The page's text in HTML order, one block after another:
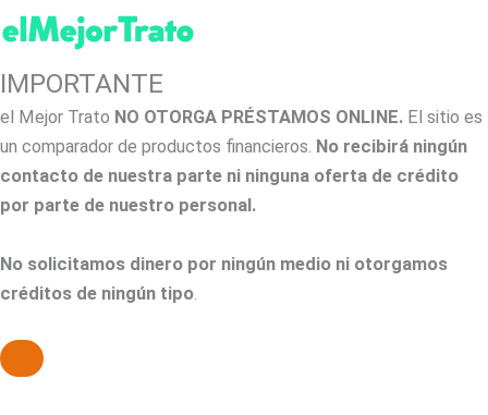
IMPORTANTE
el Mejor Trato NO OTORGA PRÉSTAMOS ONLINE. El sitio es
un comparador de productos financieros. No recibirá ningún
contacto de nuestra parte ni ninguna oferta de crédito
por parte de nuestro personal.
No solicitamos dinero por ningún medio ni otorgamos
créditos de ningún tipo.